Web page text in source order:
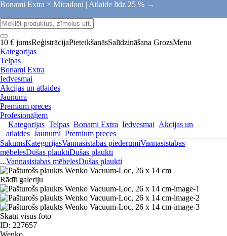
Bonami Extra × Micadoni | Atlaide līdz 25 % →
10 € jumsReģistrācijaPieteikšanāsSalīdzināšana GrozsMenu
Kategorijas
Telpas
Bonami Extra
Iedvesmai
Akcijas un atlaides
Jaunumi
Premium preces
Profesionāļiem
Kategorijas Telpas Bonami Extra Iedvesmai Akcijas un
atlaides Jaunumi Premium preces
SākumsKategorijasVannasistabas piederumiVannasistabas
mēbelesDušas plauktiDušas plaukti
...Vannasistabas mēbelesDušas plaukti
Rādīt galeriju
Skatīt visus foto
ID: 227657
Wenko